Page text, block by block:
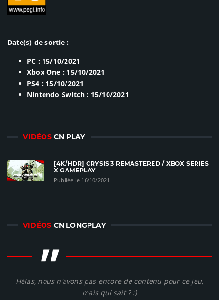
Date(s) de sortie :
PC : 15/10/2021
Xbox One : 15/10/2021
PS4 : 15/10/2021
Nintendo Switch : 15/10/2021
VIDÉOSCN PLAY
[4K/HDR] CRYSIS 3 REMASTERED / XBOX SERIES
X GAMEPLAY
Publiée le 16/10/2021
VIDÉOS CN LONGPLAY
"
Hélas, nous n'avons pas encore de contenu pour ce jeu,
mais qui sait ? :)